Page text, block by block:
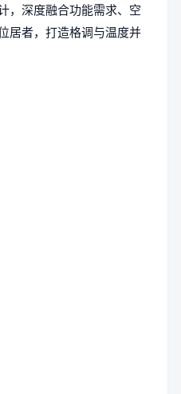
，深度融合功能需求、空
居者，打造格调与温度并